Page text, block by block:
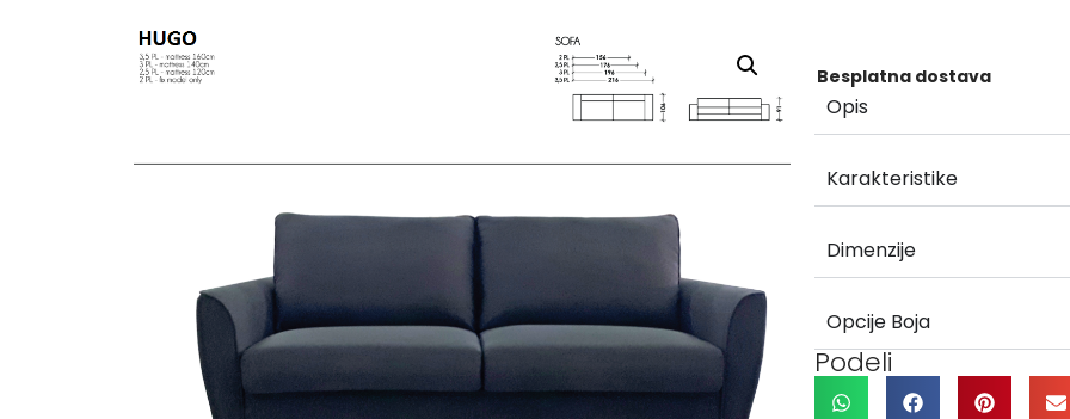
Besplatna dostava
Opis
Karakteristike
Dimenzije
Opcije Boja
Podeli